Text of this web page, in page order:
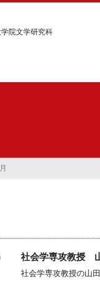
院文学研究科
社会学専攻教授